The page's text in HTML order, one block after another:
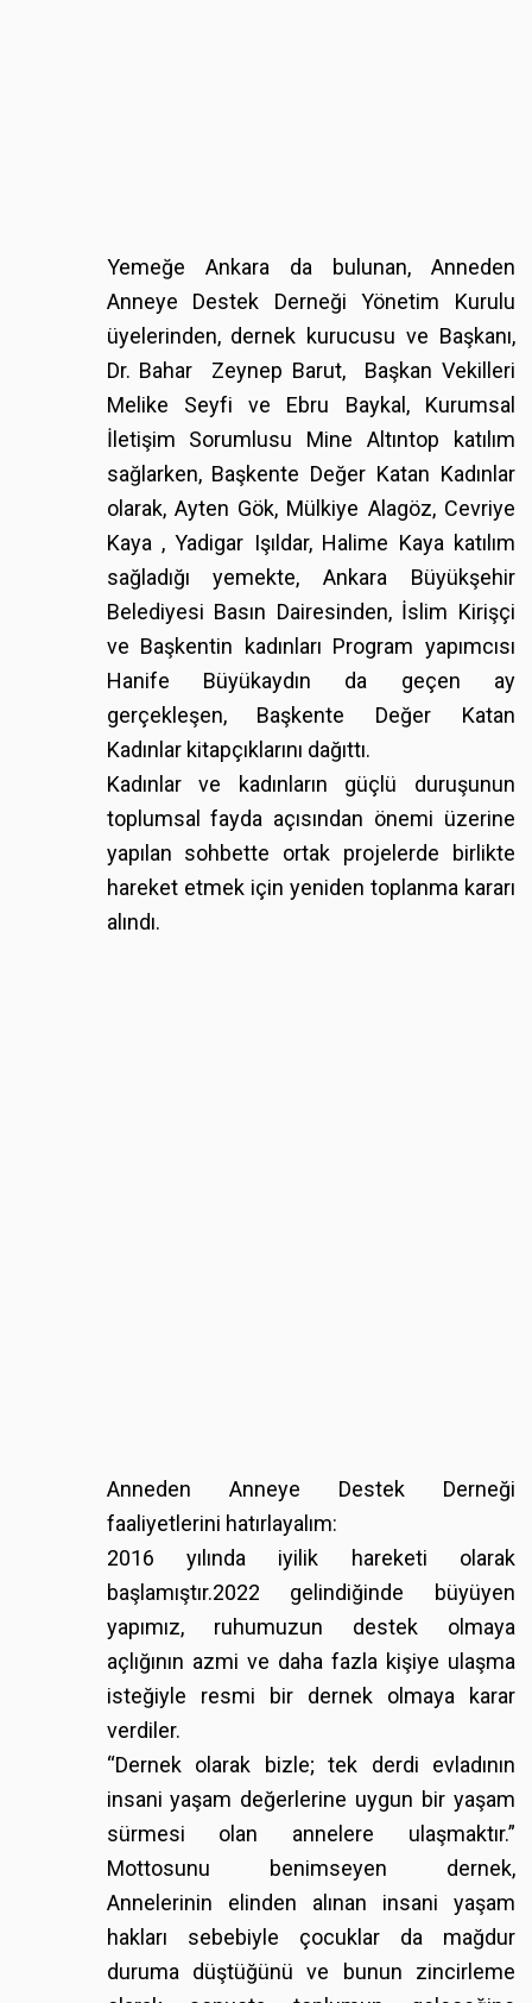
Yemeğe Ankara da bulunan, Anneden
Anneye Destek Derneği Yönetim Kurulu
üyelerinden, dernek kurucusu ve Başkanı,
Dr. Bahar Zeynep Barut, Başkan Vekilleri
Melike Seyfi ve Ebru Baykal, Kurumsal
İletişim Sorumlusu Mine Altıntop katılım
sağlarken, Başkente Değer Katan Kadınlar
olarak, Ayten Gök, Mülkiye Alagöz, Cevriye
Kaya , Yadigar Işıldar, Halime Kaya katılım
sağladığı yemekte, Ankara Büyükşehir
Belediyesi Basın Dairesinden, İslim Kirişçi
ve Başkentin kadınları Program yapımcısı
Hanife Büyükaydın da geçen ay
gerçekleşen, Başkente Değer Katan
Kadınlar kitapçıklarını dağıttı.
Kadınlar ve kadınların güçlü duruşunun
toplumsal fayda açısından önemi üzerine
yapılan sohbette ortak projelerde birlikte
hareket etmek için yeniden toplanma kararı
alındı.
Anneden Anneye Destek Derneği
faaliyetlerini hatırlayalım:
2016 yılında iyilik hareketi olarak
başlamıştır.2022 gelindiğinde büyüyen
yapımız, ruhumuzun destek olmaya
açlığının azmi ve daha fazla kişiye ulaşma
isteğiyle resmi bir dernek olmaya karar
verdiler.
“Dernek olarak bizle; tek derdi evladının
insani yaşam değerlerine uygun bir yaşam
sürmesi olan annelere ulaşmaktır.”
Mottosunu benimseyen dernek,
Annelerinin elinden alınan insani yaşam
hakları sebebiyle çocuklar da mağdur
duruma düştüğünü ve bunun zincirleme